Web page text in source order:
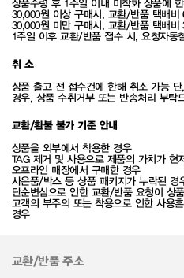
상품수령 후 1주일 이내 미착화 상품에
30,000원 이상 구매시, 교환/반품 택배비
30,000원 미만 구매시, 교환/반품 택배비
1주일 이후 교환/반품 접수 시, 요청자동
취 소
상품 출고 전 접수건에 한해 취소 가능
경우, 상품 수취거부 또는 반송처리 부탁
교환/환불 불가 기준 안내
상품을 외부에서 착용한 경우
TAG 제거 및 사용으로 제품의 가치가 현
오프라인 매장에서 구매한 경우
사은품/박스 등 상품 패키지가 누락된 경
단순변심으로 인한 교환/반품 요청이 상
고객의 부주의 또는 착용으로 인한 사용
경우
교환/반품 주소